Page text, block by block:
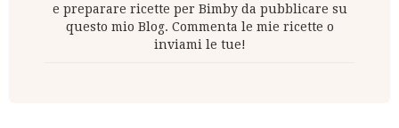
e preparare ricette per Bimby da pubblicare su
questo mio Blog. Commenta le mie ricette o
inviami le tue!